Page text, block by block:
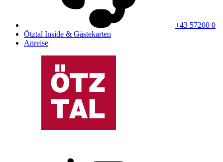
+43 57200 0
Ötztal Inside & Gästekarten
Anreise